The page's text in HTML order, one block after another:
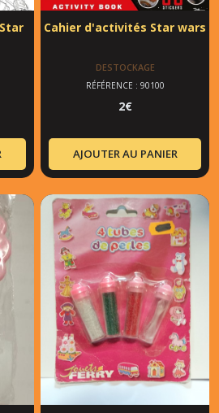
Cahier d'activités Star wars
DESTOCKAGE
RÉFÉRENCE : 90100
2€
AJOUTER AU PANIER